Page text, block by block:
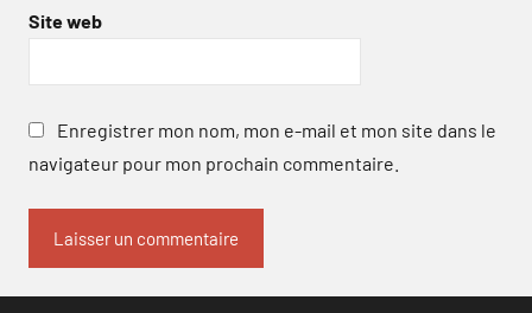
Site web
Enregistrer mon nom, mon e-mail et mon site dans le
navigateur pour mon prochain commentaire.